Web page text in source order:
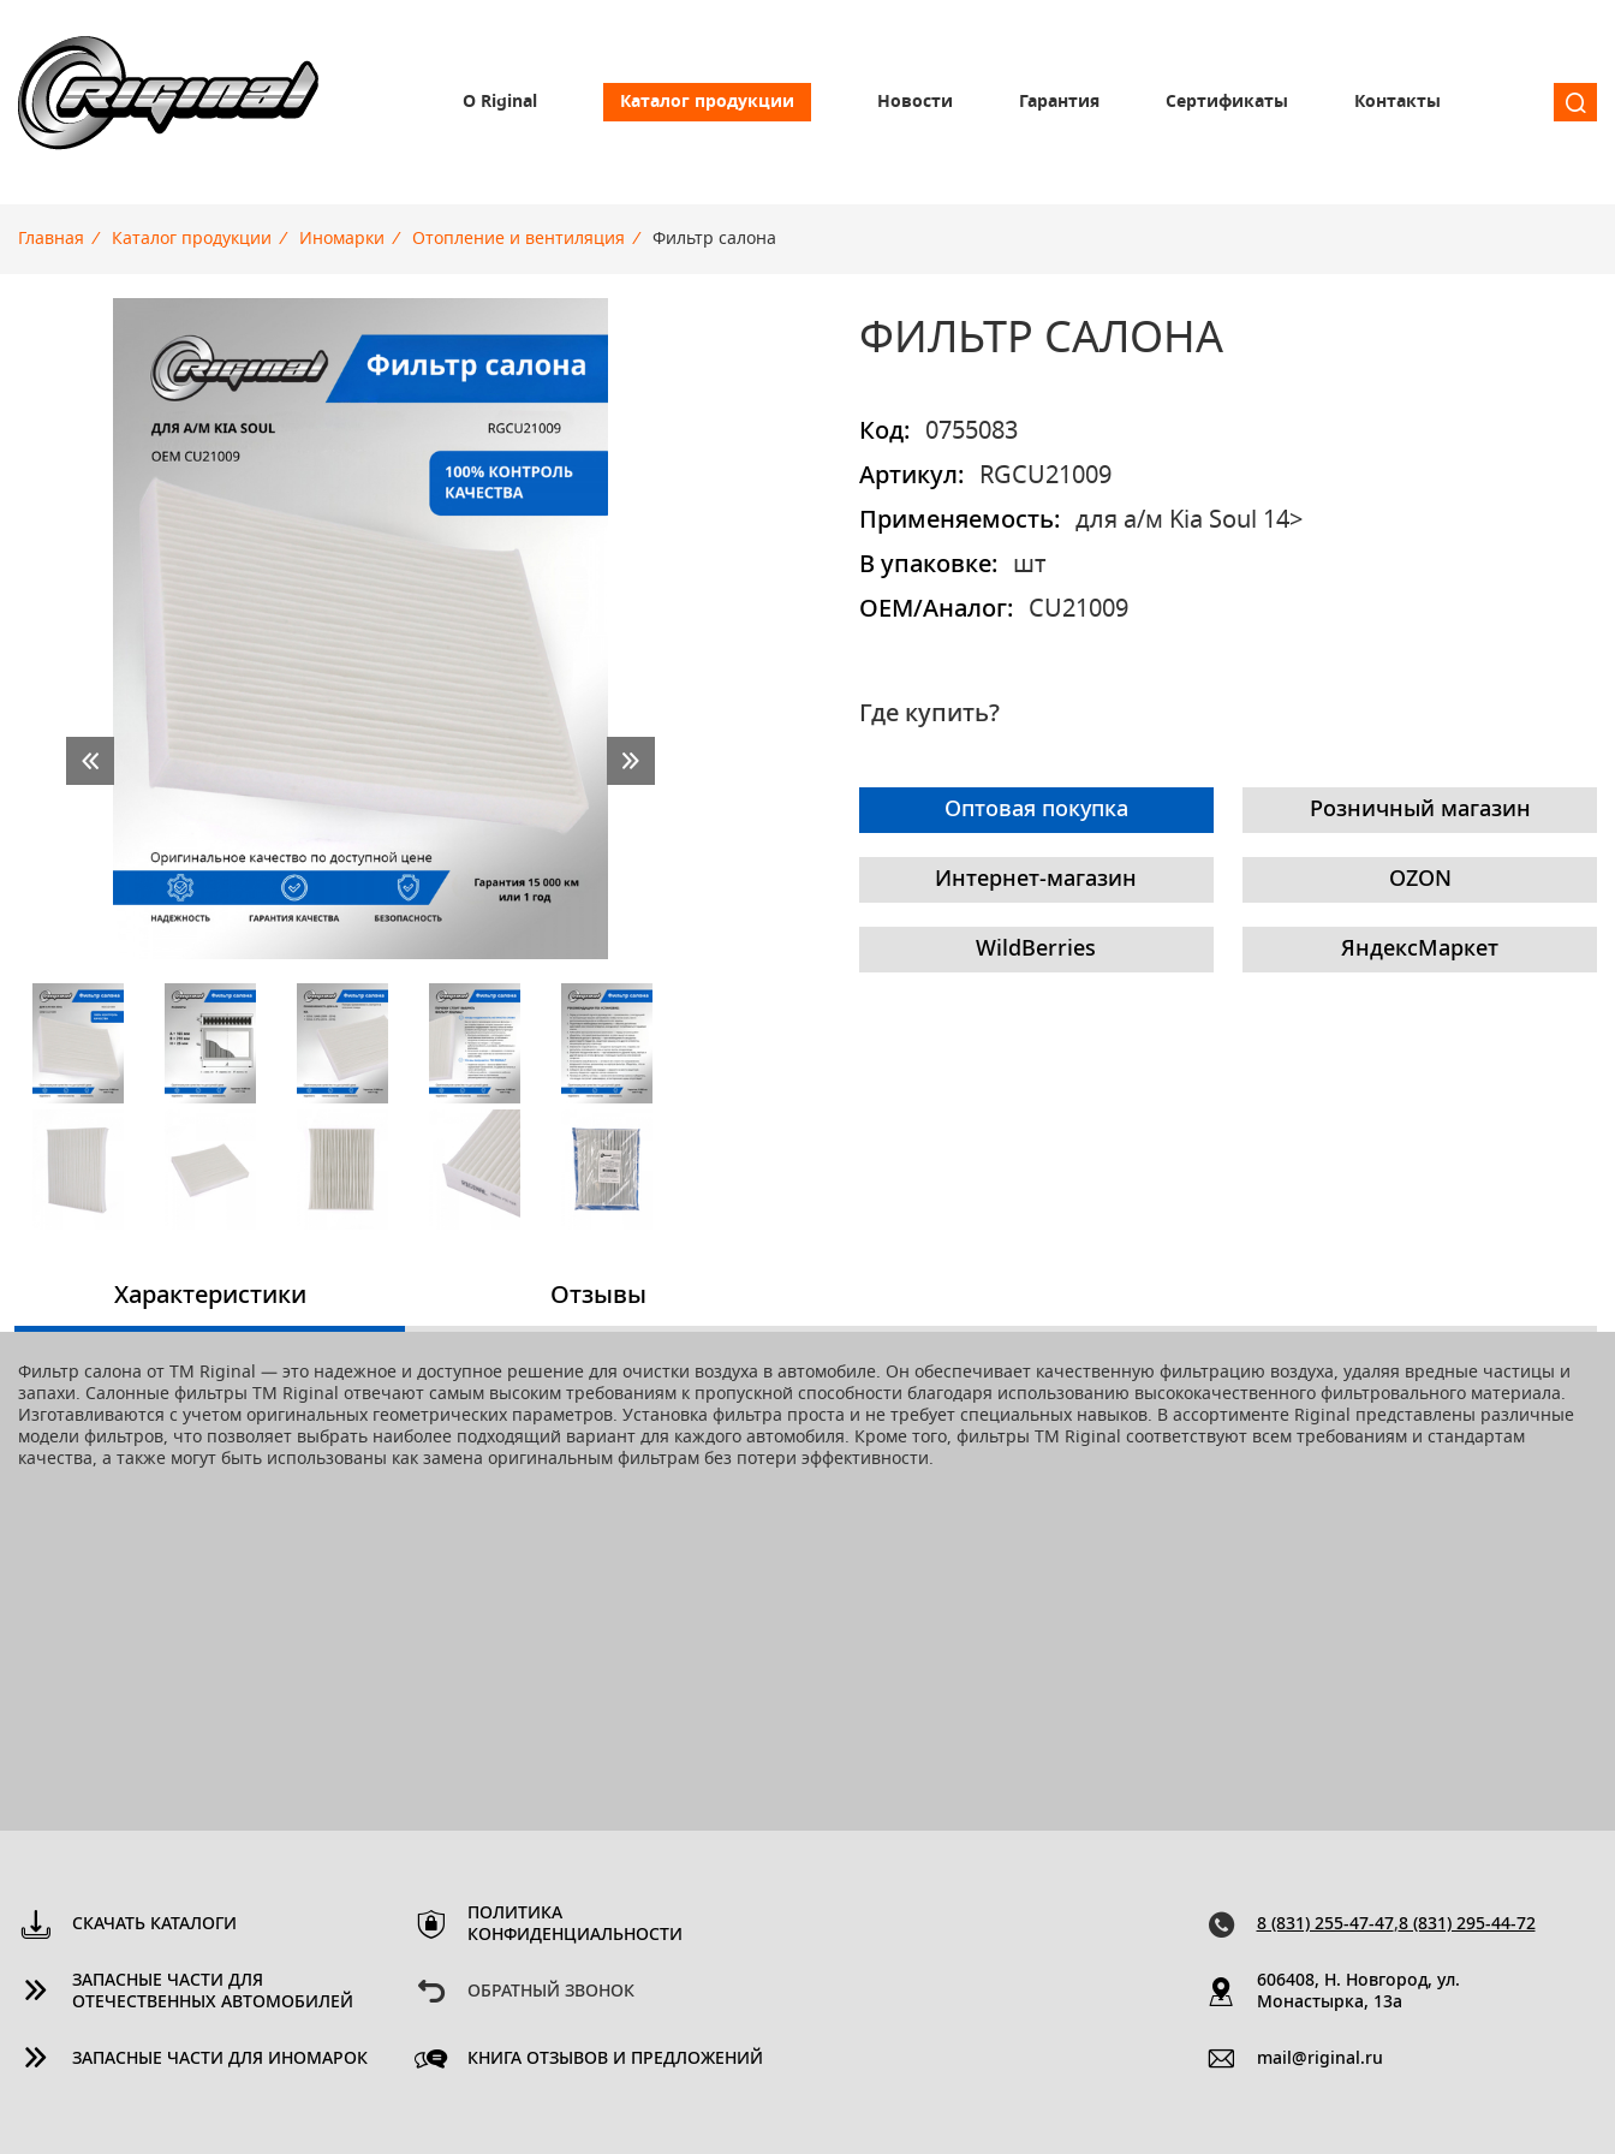
О Riginal Каталог продукции Новости Гарантия Сертификаты Контакты
Главная / Каталог продукции / Иномарки / Отопление и вентиляция / Фильтр салона
ФИЛЬТР САЛОНА
Код:
0755083
Артикул:
RGCU21009
Применяемость:
для а/м Kia Soul 14>
В упаковке:
шт
OEM/Аналог:
CU21009
Где купить?
Оптовая покупка Розничный магазин
Интернет-магазин OZON
WildBerries ЯндексМаркет
Характеристики
Фильтр салона от TM Riginal — это надежное и доступное решение для очистки воздуха в автомобиле. Он обеспечивает качественную фильтрацию воздуха, удаляя вредные частицы и
запахи. Салонные фильтры ТМ Riginal отвечают самым высоким требованиям к пропускной способности благодаря использованию высококачественного фильтровального материала.
Изготавливаются с учетом оригинальных геометрических параметров. Установка фильтра проста и не требует специальных навыков. В ассортименте Riginal представлены различные
модели фильтров, что позволяет выбрать наиболее подходящий вариант для каждого автомобиля. Кроме того, фильтры ТМ Riginal соответствуют всем требованиям и стандартам
качества, а также могут быть использованы как замена оригинальным фильтрам без потери эффективности.
Отзывы
СКАЧАТЬ КАТАЛОГИ
ЗАПАСНЫЕ ЧАСТИ ДЛЯ
ОТЕЧЕСТВЕННЫХ АВТОМОБИЛЕЙ
ЗАПАСНЫЕ ЧАСТИ ДЛЯ ИНОМАРОК
ПОЛИТИКА
КОНФИДЕНЦИАЛЬНОСТИ
ОБРАТНЫЙ ЗВОНОК
КНИГА ОТЗЫВОВ И ПРЕДЛОЖЕНИЙ
8 (831) 255-47-47,8 (831) 295-44-72
606408, Н. Новгород, ул.
Монастырка, 13a
mail@riginal.ru